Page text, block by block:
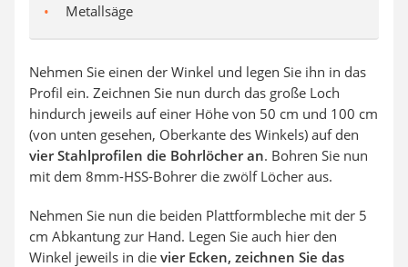
Metallsäge
Nehmen Sie einen der Winkel und legen Sie ihn in das
Profil ein. Zeichnen Sie nun durch das große Loch
hindurch jeweils auf einer Höhe von 50 cm und 100 cm
(von unten gesehen, Oberkante des Winkels) auf den
vier Stahlprofilen die Bohrlöcher an. Bohren Sie nun
mit dem 8mm-HSS-Bohrer die zwölf Löcher aus.
Nehmen Sie nun die beiden Plattformbleche mit der 5
cm Abkantung zur Hand. Legen Sie auch hier den
Winkel jeweils in die vier Ecken, zeichnen Sie das